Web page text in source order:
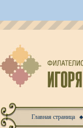
Главная страница